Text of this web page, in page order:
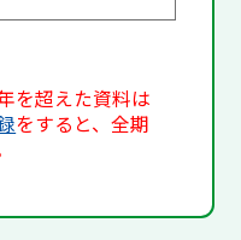
を超えた資料は
をすると、全期